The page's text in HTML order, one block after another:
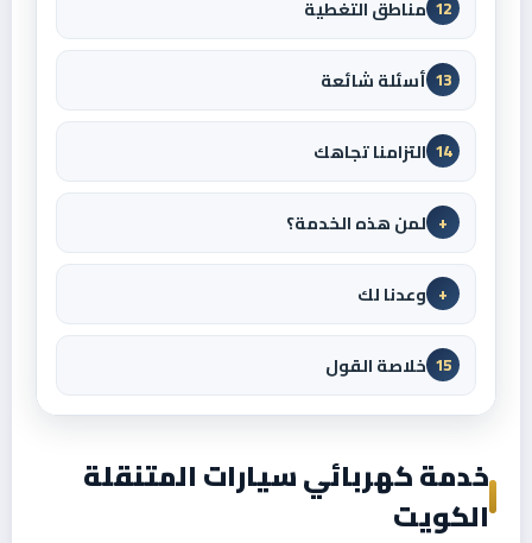
12 مناطق التغطية
13 أسئلة شائعة
14 التزامنا تجاهك
+ لمن هذه الخدمة؟
+ وعدنا لك
15 خلاصة القول
خدمة كهربائي سيارات المتنقلة
الكويت